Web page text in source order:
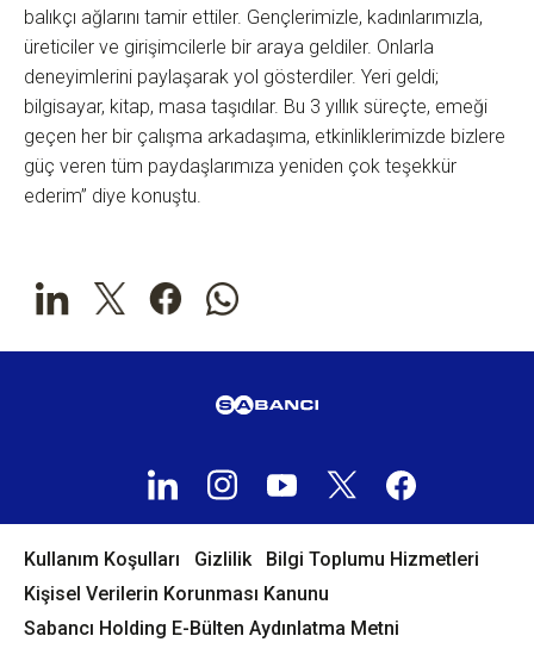
balıkçı ağlarını tamir ettiler. Gençlerimizle, kadınlarımızla,
üreticiler ve girişimcilerle bir araya geldiler. Onlarla
deneyimlerini paylaşarak yol gösterdiler. Yeri geldi;
bilgisayar, kitap, masa taşıdılar. Bu 3 yıllık süreçte, emeği
geçen her bir çalışma arkadaşıma, etkinliklerimizde bizlere
güç veren tüm paydaşlarımıza yeniden çok teşekkür
ederim” diye konuştu.
Kullanım Koşulları Gizlilik
Bilgi Toplumu Hizmetleri
Kişisel Verilerin Korunması Kanunu
Sabancı Holding E-Bülten Aydınlatma Metni